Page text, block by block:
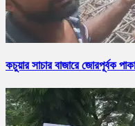
কচুয়ার সাচার বাজারে জোরপূর্বক